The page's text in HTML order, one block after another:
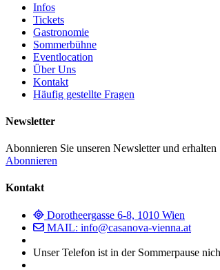
Infos
Tickets
Gastronomie
Sommerbühne
Eventlocation
Über Uns
Kontakt
Häufig gestellte Fragen
Newsletter
Abonnieren Sie unseren Newsletter und
Abonnieren
Kontakt
Dorotheergasse 6-8, 1010 Wien
MAIL: info@casanova-vienna.at
Unser Telefon ist in der Sommerpause